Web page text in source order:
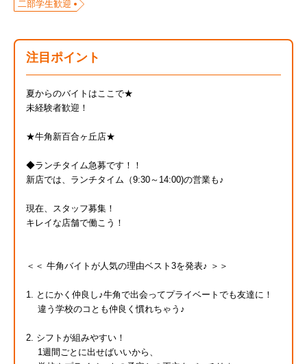
二部学生歓迎
注目ポイント
夏からのバイトはここで★
未経験者歓迎！
★牛角新百合ヶ丘店★
◆ランチタイム急募です！！
新店では、ランチタイム（9:30～14:00)の営業も♪
現在、スタッフ募集！
キレイな店舗で働こう！
＜＜ 牛角バイトが人気の理由ベスト3を発表♪ ＞＞
1. とにかく仲良し♪牛角で出会ってプライベートでも友達に！
違う学校のコとも仲良く慣れちゃう♪
2. シフトが組みやすい！
1週間ごとに出せばいいから、